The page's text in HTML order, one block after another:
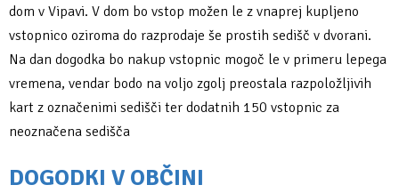
dom v Vipavi. V dom bo vstop možen le z vnaprej kupljeno
vstopnico oziroma do razprodaje še prostih sedišč v dvorani.
Na dan dogodka bo nakup vstopnic mogoč le v primeru lepega
vremena, vendar bodo na voljo zgolj preostala razpoložljivih
kart z označenimi sedišči ter dodatnih 150 vstopnic za
neoznačena sedišča
DOGODKI V OBČINI